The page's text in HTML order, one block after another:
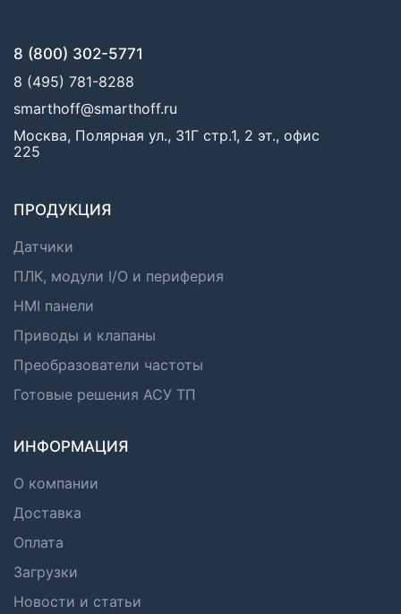
8 (800) 302-5771
8 (495) 781-8288
smarthoff@smarthoff.ru
Москва, Полярная ул., 31Г стр.1, 2 эт., офис
225
ПРОДУКЦИЯ
Датчики
ПЛК, модули I/O и периферия
HMI панели
Приводы и клапаны
Преобразователи частоты
Готовые решения АСУ ТП
ИНФОРМАЦИЯ
О компании
Доставка
Оплата
Загрузки
Новости и статьи